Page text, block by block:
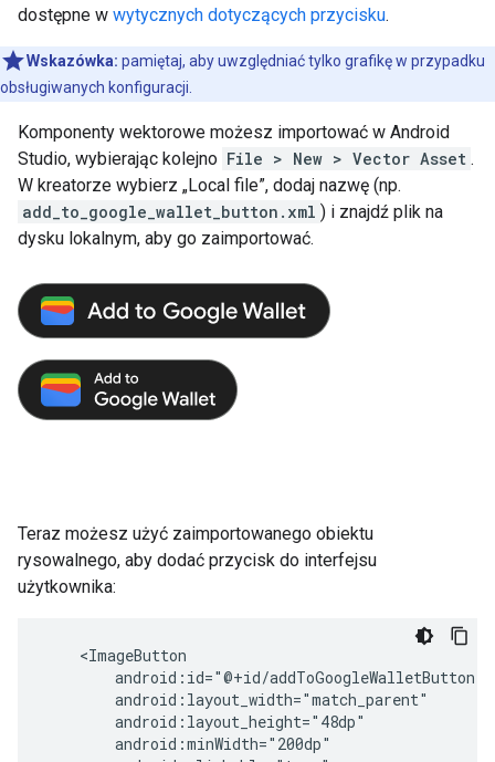
dostępne w wytycznych dotyczących przycisku.
Wskazówka: pamiętaj, aby uwzględniać tylko grafikę w przypadku
obsługiwanych konfiguracji.
Komponenty wektorowe możesz importować w Android
Studio, wybierając kolejno File > New > Vector Asset .
W kreatorze wybierz „Local file”, dodaj nazwę (np.
add_to_google_wallet_button.xml ) i znajdź plik na
dysku lokalnym, aby go zaimportować.
Teraz możesz użyć zaimportowanego obiektu
rysowalnego, aby dodać przycisk do interfejsu
użytkownika: